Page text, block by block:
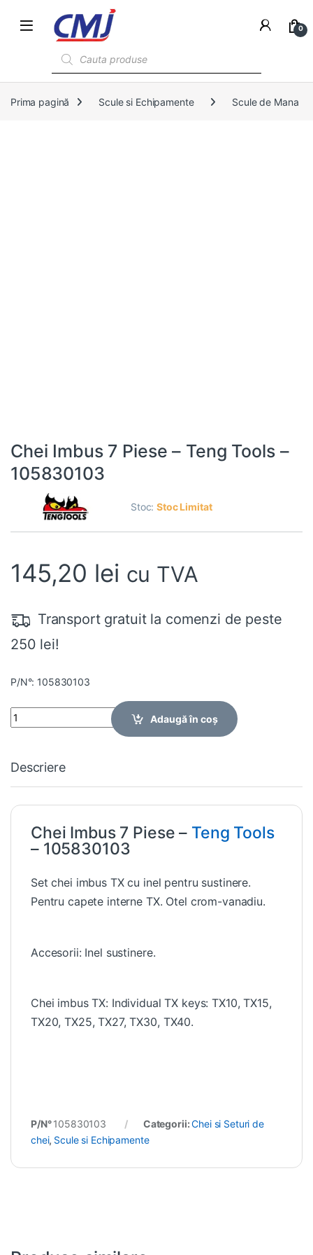
0
Prima pagină Scule si Echipamente Scule de Mana
Chei Imbus 7 Piese – Teng Tools –
105830103
Stoc:Stoc Limitat
145,20 lei cu TVA
Transport gratuit la comenzi de peste
250 lei!
P/N°: 105830103
Quantity
Adaugă în coș
Descriere
Chei Imbus 7 Piese – Teng Tools
– 105830103
Set chei imbus TX cu inel pentru sustinere.
Pentru capete interne TX. Otel crom-vanadiu.
Accesorii: Inel sustinere.
Chei imbus TX: Individual TX keys: TX10, TX15,
TX20, TX25, TX27, TX30, TX40.
P/N°105830103 Categorii:Chei si Seturi de
chei, Scule si Echipamente